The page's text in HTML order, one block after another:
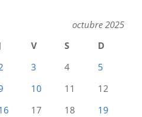
octubre 2025
V S
D
3 4
5
10 11
12
17 18
19